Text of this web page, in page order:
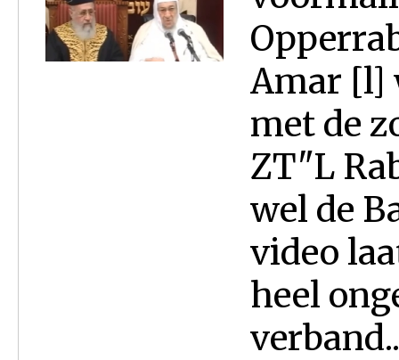
Amar [l]
met de
ZT"L
wel de
video
heel